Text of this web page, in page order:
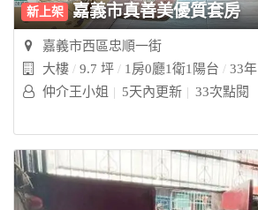
新上架 嘉義市真善美優質套房
嘉義市西區忠順一街
大樓
9.7 坪 1房0廳1衛1陽台
33年
仲介王小姐
5天內更新 33次點閱